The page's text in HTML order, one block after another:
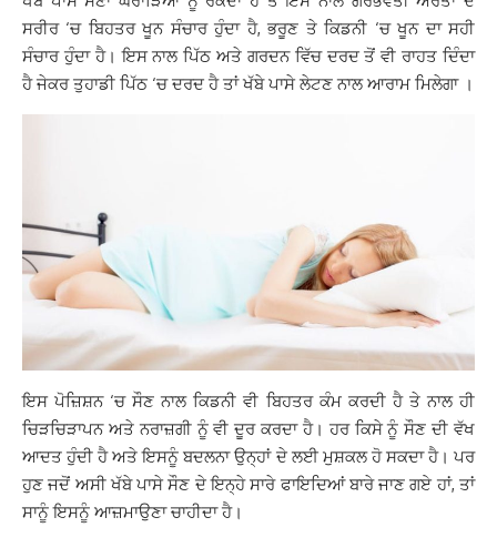
ਸਰੀਰ ‘ਚ ਬਿਹਤਰ ਖੂਨ ਸੰਚਾਰ ਹੁੰਦਾ ਹੈ, ਭਰੂਣ ਤੇ ਕਿਡਨੀ ‘ਚ ਖੂਨ ਦਾ ਸਹੀ
ਸੰਚਾਰ ਹੁੰਦਾ ਹੈ। ਇਸ ਨਾਲ ਪਿੱਠ ਅਤੇ ਗਰਦਨ ਵਿੱਚ ਦਰਦ ਤੋਂ ਵੀ ਰਾਹਤ ਦਿੰਦਾ
ਹੈ ਜੇਕਰ ਤੁਹਾਡੀ ਪਿੱਠ ‘ਚ ਦਰਦ ਹੈ ਤਾਂ ਖੱਬੇ ਪਾਸੇ ਲੇਟਣ ਨਾਲ ਆਰਾਮ ਮਿਲੇਗਾ ।
ਇਸ ਪੋਜ਼ਿਸ਼ਨ ‘ਚ ਸੌਣ ਨਾਲ ਕਿਡਨੀ ਵੀ ਬਿਹਤਰ ਕੰਮ ਕਰਦੀ ਹੈ ਤੇ ਨਾਲ ਹੀ
ਚਿੜਚਿੜਾਪਨ ਅਤੇ ਨਰਾਜ਼ਗੀ ਨੂੰ ਵੀ ਦੂਰ ਕਰਦਾ ਹੈ। ਹਰ ਕਿਸੇ ਨੂੰ ਸੌਣ ਦੀ ਵੱਖ
ਆਦਤ ਹੁੰਦੀ ਹੈ ਅਤੇ ਇਸਨੂੰ ਬਦਲਨਾ ਉਨ੍ਹਾਂ ਦੇ ਲਈ ਮੁਸ਼ਕਲ ਹੋ ਸਕਦਾ ਹੈ। ਪਰ
ਹੁਣ ਜਦੋਂ ਅਸੀ ਖੱਬੇ ਪਾਸੇ ਸੌਣ ਦੇ ਇਨ੍ਹੇ ਸਾਰੇ ਫਾਇਦਿਆਂ ਬਾਰੇ ਜਾਣ ਗਏ ਹਾਂ, ਤਾਂ
ਸਾਨੂੰ ਇਸਨੂੰ ਆਜ਼ਮਾਉਣਾ ਚਾਹੀਦਾ ਹੈ।